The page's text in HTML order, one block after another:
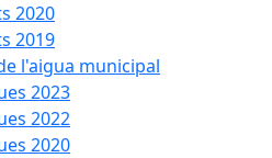
2020
2019
l'aigua municipal
2023
2022
2020